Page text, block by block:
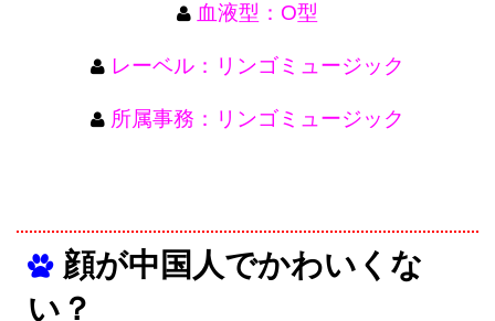
血液型：O型
レーベル：リンゴミュージック
所属事務：リンゴミュージック
顔が中国人でかわいくな
い？